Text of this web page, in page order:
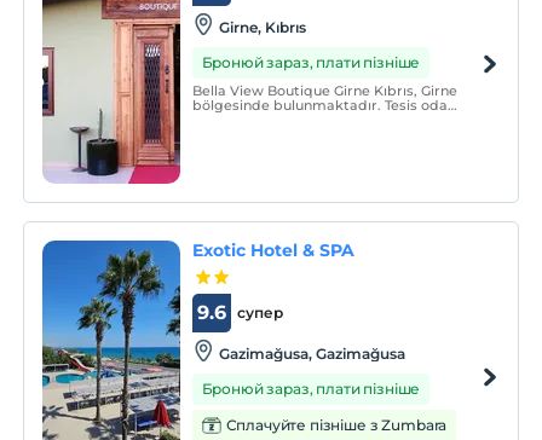
Girne, Kıbrıs
Бронюй зараз, плати пізніше
Bella View Boutique Girne Kıbrıs, Girne
bölgesinde bulunmaktadır. Tesis oda
Exotic Hotel & SPA
супер
9.6
Gazimağusa, Gazimağusa
Бронюй зараз, плати пізніше
Сплачуйте пізніше з Zumbara